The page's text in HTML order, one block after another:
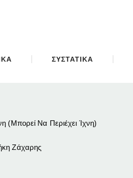
ΣΥΣΤΑΤΙΚΑ
(Μπορεί Να Περιέχει Ίχνη)
Ζάχαρης